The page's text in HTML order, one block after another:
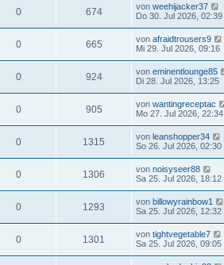
0 674 von weehijacker37
Do 30. Jul 2026, 02:39
0 665 von afraidtrousers9
Mi 29. Jul 2026, 09:16
0 924 von eminentlounge85
Di 28. Jul 2026, 13:25
0 905 von wantingreceptac
Mo 27. Jul 2026, 22:34
0 1315 von leanshopper34
So 26. Jul 2026, 02:30
0 1306 von noisyseer88
Sa 25. Jul 2026, 18:12
0 1293 von billowyrainbow1
Sa 25. Jul 2026, 12:32
0 1301 von tightvegetable7
Sa 25. Jul 2026, 09:05